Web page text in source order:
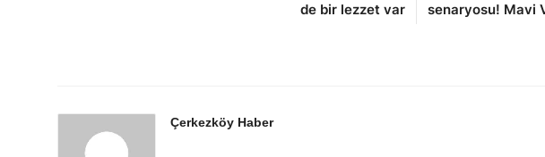
de bir lezzet var
senaryosu! Mavi
Çerkezköy Haber